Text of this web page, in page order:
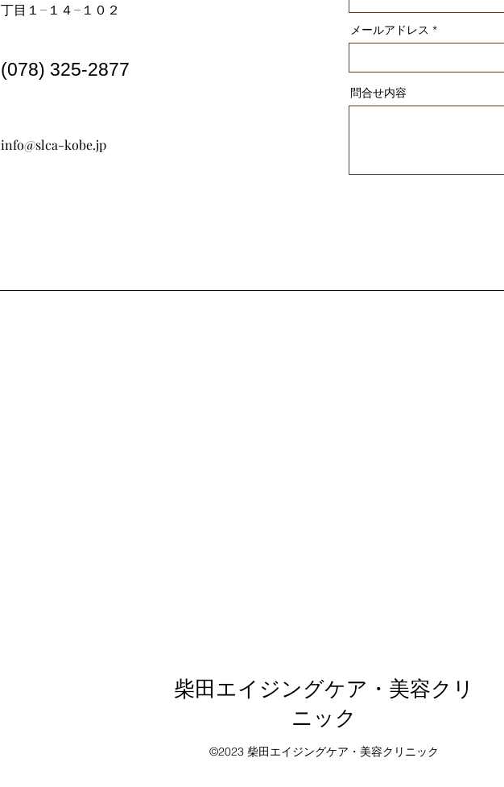
丁目１−１４−１０２
(078) 325-2877
info@slca-kobe.jp
メールアドレス
問合せ内容
柴田エイジングケア・美容クリ
ニック
©2023 柴田エイジングケア・美容クリニック